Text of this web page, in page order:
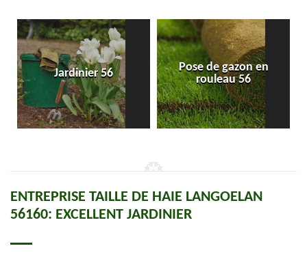
Jardinier 56
Pose de gazon en
rouleau 56
ENTREPRISE TAILLE DE HAIE LANGOELAN
56160: EXCELLENT JARDINIER